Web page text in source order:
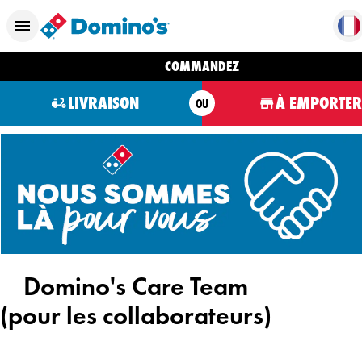
COMMANDEZ
LIVRAISON OU À EMPORTER
Domino's Care Team
(pour les collaborateurs)